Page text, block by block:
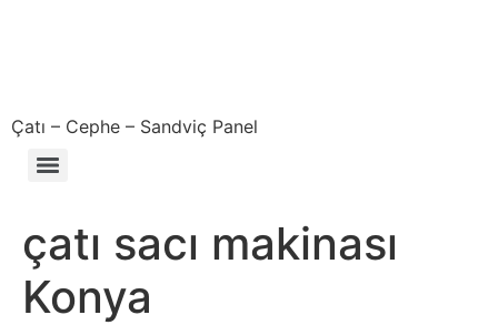
Çatı – Cephe – Sandviç Panel
çatı sacı makinası
Konya